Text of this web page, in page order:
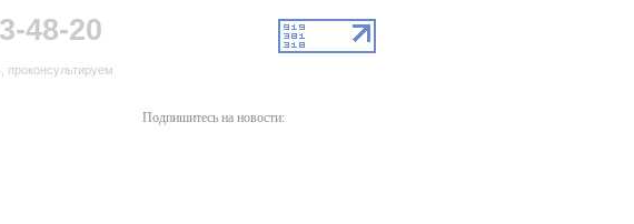
48-20
проконсультируем
Подпишитесь на новости: